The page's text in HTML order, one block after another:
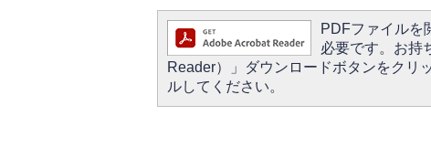
PDFファイルを
必要です。お持
Reader）」ダウンロードボタンをクリ
ルしてください。